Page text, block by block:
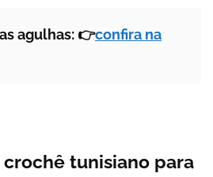
agulhas: 👉confira na
tunisiano para